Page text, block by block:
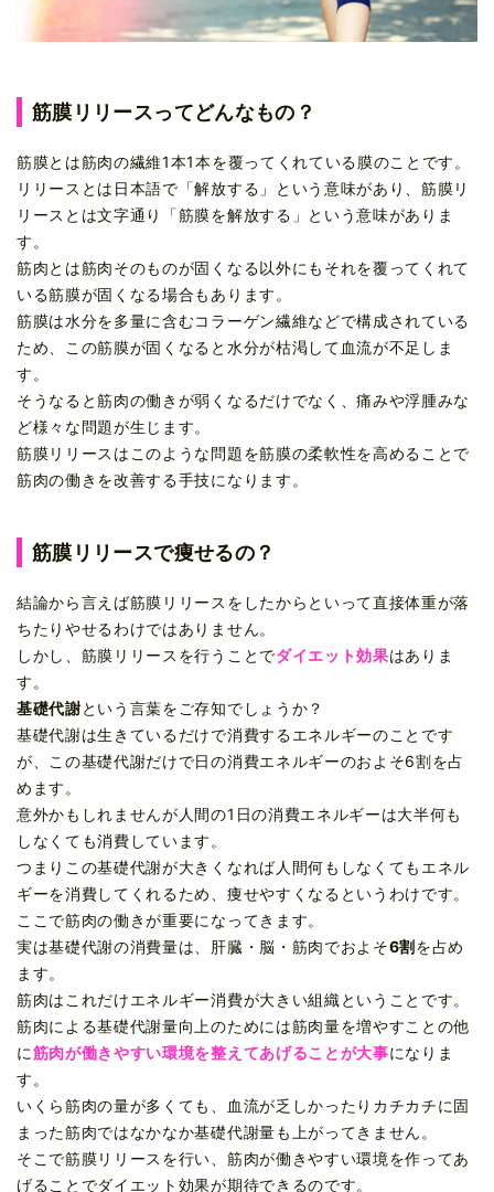
筋膜リリースってどんなもの？
筋膜とは筋肉の繊維1本1本を覆ってくれている膜のことです。
リリースとは日本語で「解放する」という意味があり、筋膜リ
リースとは文字通り「筋膜を解放する」という意味がありま
す。
筋肉とは筋肉そのものが固くなる以外にもそれを覆ってくれて
いる筋膜が固くなる場合もあります。
筋膜は水分を多量に含むコラーゲン繊維などで構成されている
ため、この筋膜が固くなると水分が枯渇して血流が不足しま
す。
そうなると筋肉の働きが弱くなるだけでなく、痛みや浮腫みな
ど様々な問題が生じます。
筋膜リリースはこのような問題を筋膜の柔軟性を高めることで
筋肉の働きを改善する手技になります。
筋膜リリースで痩せるの？
結論から言えば筋膜リリースをしたからといって直接体重が落
ちたりやせるわけではありません。
しかし、筋膜リリースを行うことでダイエット効果はありま
す。
基礎代謝という言葉をご存知でしょうか？
基礎代謝は生きているだけで消費するエネルギーのことです
が、この基礎代謝だけで日の消費エネルギーのおよそ6割を占
めます。
意外かもしれませんが人間の1日の消費エネルギーは大半何も
しなくても消費しています。
つまりこの基礎代謝が大きくなれば人間何もしなくてもエネル
ギーを消費してくれるため、痩せやすくなるというわけです。
ここで筋肉の働きが重要になってきます。
実は基礎代謝の消費量は、肝臓・脳・筋肉でおよそ6割を占め
ます。
筋肉はこれだけエネルギー消費が大きい組織ということです。
筋肉による基礎代謝量向上のためには筋肉量を増やすことの他
に筋肉が働きやすい環境を整えてあげることが大事になりま
す。
いくら筋肉の量が多くても、血流が乏しかったりカチカチに固
まった筋肉ではなかなか基礎代謝量も上がってきません。
そこで筋膜リリースを行い、筋肉が働きやすい環境を作ってあ
げることでダイエット効果が期待できるのです。